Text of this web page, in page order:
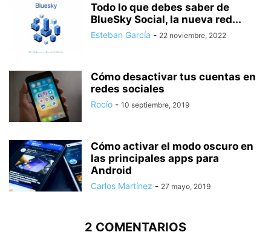
Todo lo que debes saber de
BlueSky Social, la nueva red...
Esteban García - 22 noviembre, 2022
Cómo desactivar tus cuentas en
redes sociales
Rocío - 10 septiembre, 2019
Cómo activar el modo oscuro en
las principales apps para
Android
Carlos Martínez - 27 mayo, 2019
2 COMENTARIOS